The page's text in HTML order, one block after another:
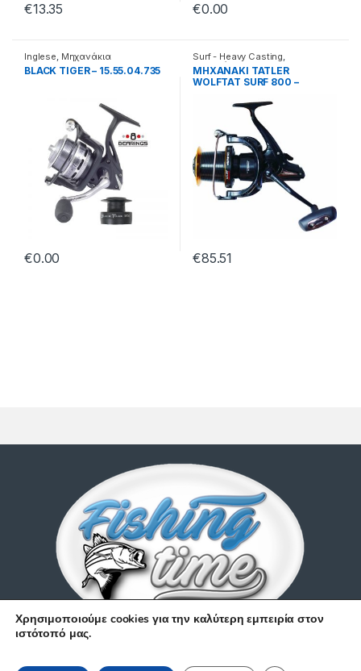
€13.35 €0.00
Inglese Μηχανάκια
BLACK TIGER – 15.55.04.735
€0.00
Surf - Heavy Casting
Μηχανάκια
ΜΗΧΑΝΑΚΙ TATLER
WOLFTAT SURF 800 –
€85.51
Χρησιμοποιούμε cookies για την καλύτερη εμπειρία στον
ιστότοπό μας.